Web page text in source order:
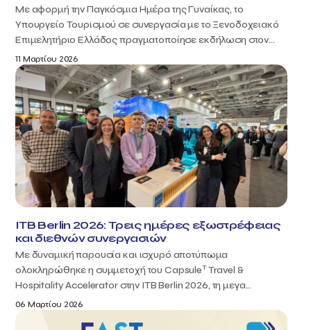
Με αφορμή την Παγκόσμια Ημέρα της Γυναίκας, το
Υπουργείο Τουρισμού σε συνεργασία με το Ξενοδοχειακό
Επιμελητήριο Ελλάδος πραγματοποίησε εκδήλωση στον...
11 Μαρτίου 2026
ITB Berlin 2026: Τρεις ημέρες εξωστρέφειας
και διεθνών συνεργασιών
Με δυναμική παρουσία και ισχυρό αποτύπωμα
ολοκληρώθηκε η συμμετοχή του CapsuleTTravel &
Hospitality Accelerator στην ITB Berlin 2026, τη μεγα...
06 Μαρτίου 2026